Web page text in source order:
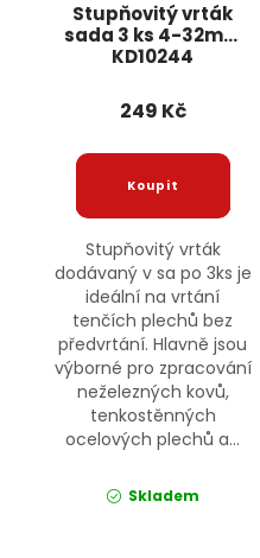
Stupňovitý vrták
sada 3 ks 4-32mm
KD10244
249 Kč
Stupňovitý vrták
dodávaný v sa po 3ks je
ideální na vrtání
tenčích plechů bez
předvrtání. Hlavně jsou
výborné pro zpracování
neželezných kovů,
tenkostěnných
ocelových plechů a...
Skladem